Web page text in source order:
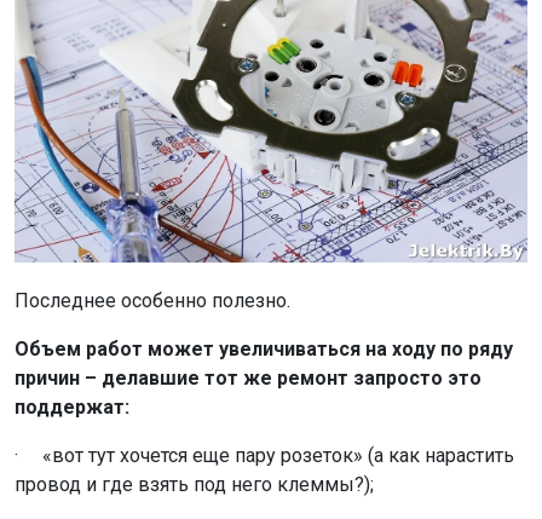
Последнее особенно полезно.
Объем работ может увеличиваться на ходу по ряду
причин – делавшие тот же ремонт запросто это
поддержат:
· «вот тут хочется еще пару розеток» (а как нарастить
провод и где взять под него клеммы?);